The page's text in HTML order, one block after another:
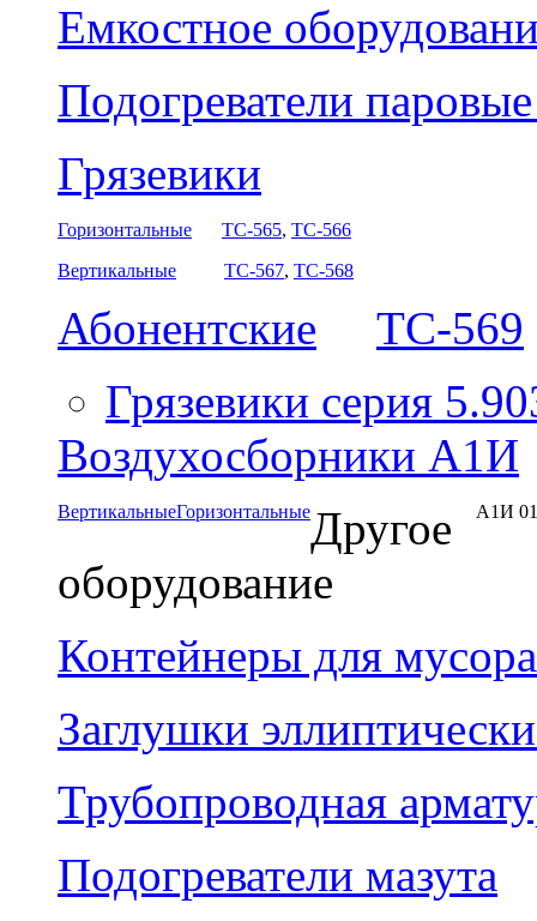
Емкостное
Подогреватели
Грязевики
Горизонтальные ТС-565, ТС-566
Вертикальные
ТС-567, ТС-568
Абонентские
ТС-569
Грязевики серия
Воздухосборники А1И
ВертикальныеГоризонтальные А1И
Другое
оборудование
Контейнеры для мусора
Заглушки
Трубопроводная
Подогреватели мазута